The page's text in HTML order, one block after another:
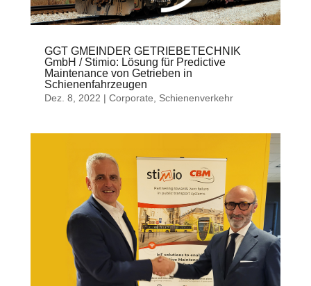
GGT GMEINDER GETRIEBETECHNIK
GmbH / Stimio: Lösung für Predictive
Maintenance von Getrieben in
Schienenfahrzeugen
Dez. 8, 2022 | Corporate Schienenverkehr